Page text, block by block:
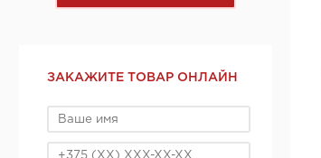
ЗАКАЖИТЕ ТОВАР ОНЛАЙН